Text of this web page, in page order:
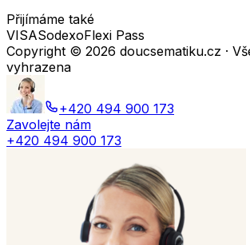
Přijímáme také
VISASodexoFlexi Pass
Copyright © 2026 doucsematiku.cz ·
vyhrazena
+420 494 900 173
Zavolejte nám
+420 494 900 173